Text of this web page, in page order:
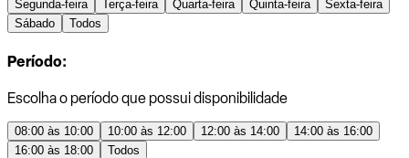
Segunda-feira Terça-feira Quarta-feira Quinta-feira
Sexta-feira
Sábado
Todos
Período:
Escolha o período que possui disponibilidade
08:00 às 10:00 10:00 às 12:00 12:00 às 14:00
14:00 às 16:00
16:00 às 18:00
Todos